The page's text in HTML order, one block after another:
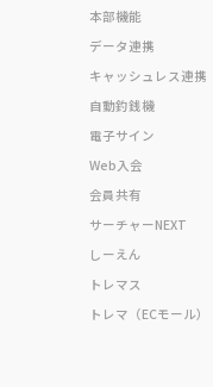
本部機能
データ連携
キャッシュレス連携
自動釣銭機
電子サイン
Web入会
会員共有
サーチャーNEXT
しーえん
トレマス
トレマ（ECモール）